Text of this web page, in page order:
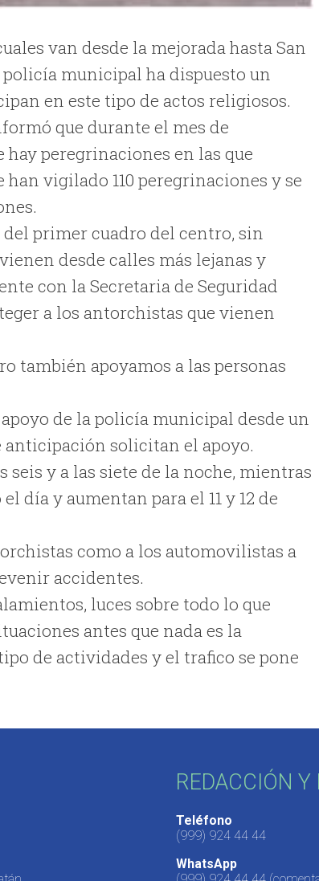
van desde la mejorada hasta San
policía municipal ha dispuesto un
en este tipo de actos religiosos.
que durante el mes de
peregrinaciones en las que
vigilado 110 peregrinaciones y se
primer cuadro del centro, sin
desde calles más lejanas y
con la Secretaria de Seguridad
a los antorchistas que vienen
también apoyamos a las personas
de la policía municipal desde un
anticipación solicitan el apoyo.
y a las siete de la noche, mientras
día y aumentan para el 11 y 12 de
como a los automovilistas a
accidentes.
luces sobre todo lo que
antes que nada es la
de actividades y el trafico se pone
REDACCIÓN
Teléfono
(999) 924 44 44
WhatsApp